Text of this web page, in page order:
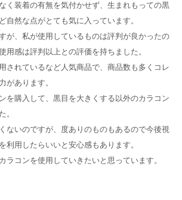
く装着の有無を気付かせず、生まれもっての黒
自然な点がとても気に入っています。
が、私が使用しているものは評判が良かったの
用感は評判以上との評価を持ちました。
されているなど人気商品で、商品数も多くコレ
があります。
を購入して、黒目を大きくする以外のカラコン
。
ないのですが、度ありのものもあるので今後視
利用したらいいと安心感もあります。
ラコンを使用していきたいと思っています。